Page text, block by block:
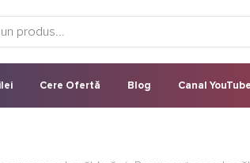
Cere Ofertă Blog Canal YouTube